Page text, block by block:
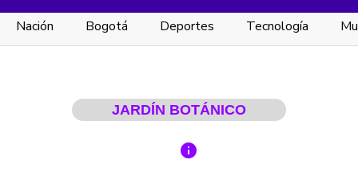
Nación Bogotá Deportes Tecnología
JARDÍN BOTÁNICO